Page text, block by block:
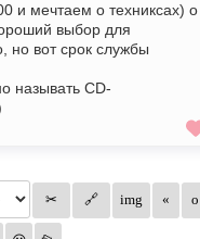
и мечтаем о техниксах) о
выбор для
но вот срок службы
называть CD-